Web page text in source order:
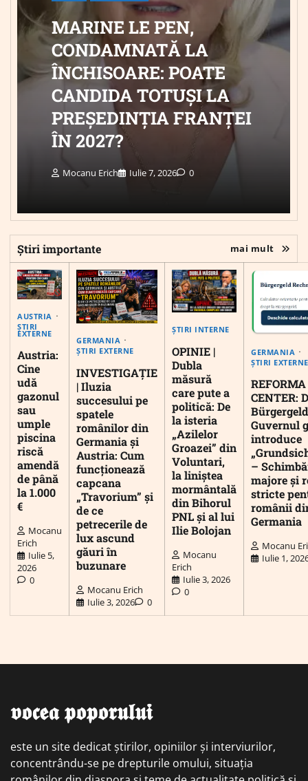
MARINE LE PEN,
CONDAMNATĂ LA
ÎNCHISOARE: POATE
CANDIDA TOTUȘI LA
PREȘEDINȚIA FRANȚEI
ÎN 2027?
Mocanu Erich Iulie 7, 2026 0
Știri importante mai mult
AUSTRIA
ȘTIRI
EXTERNE
Austria:
Cine
udă
gazonul
sau
umple
piscina
riscă
amendă
de până
la 1.000
€
Mocanu
Erich
Iulie 5,
2026
0
GERMANIA
ȘTIRI EXTERNE
INVESTIGAȚIE
| Iluzia
succesului pe
spatele
românilor din
Germania și
Austria: Cum
funcționează
capcana
„Travorium” și
de ce
petrecerile de
lux ascund
găuri în
buzunare
Mocanu Erich
Iulie 3, 2026
0
ȘTIRI INTERNE
OPINIE |
Dubla
măsură
care pute a
politică: De
la isteria
„Azilelor
Groazei” din
Voluntari,
la liniștea
mormântală
din Bihorul
PNL și al lui
Ilie Bolojan
Mocanu
Erich
Iulie 3, 2026
0
GERMANIA
ȘTIRI EXTERNE
CENTER:
Guvernul
introduce
–
majore și
stricte
românii
Germania
Mocanu
Iulie 1,
𝖛𝖔𝖈𝖊𝖆 𝖕𝖔𝖕𝖔𝖗𝖚𝖑𝖚𝖎
este un site dedicat știrilor, opiniilor și interviurilor,
concentrându-se pe drepturile omului, situația